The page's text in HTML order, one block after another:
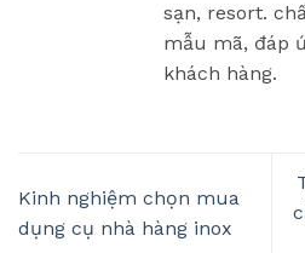
sạn, resort.
mẫu mã, đáp
khách hàng.
Kinh nghiệm chọn mua
dụng cụ nhà hàng inox